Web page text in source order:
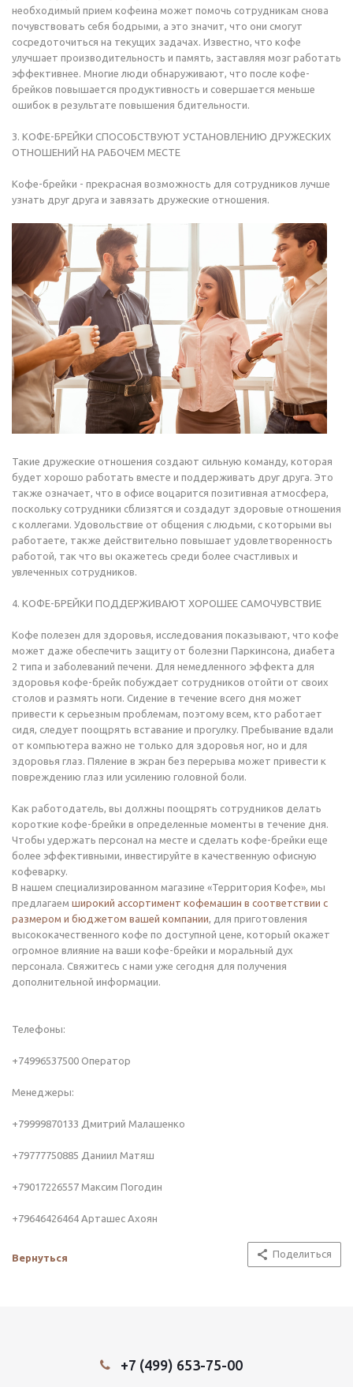
необходимый прием кофеина может помочь сотрудникам снова
почувствовать себя бодрыми, а это значит, что они смогут
сосредоточиться на текущих задачах. Известно, что кофе
улучшает производительность и память, заставляя мозг работать
эффективнее. Многие люди обнаруживают, что после кофе-
брейков повышается продуктивность и совершается меньше
ошибок в результате повышения бдительности.
3. КОФЕ-БРЕЙКИ СПОСОБСТВУЮТ УСТАНОВЛЕНИЮ ДРУЖЕСКИХ
ОТНОШЕНИЙ НА РАБОЧЕМ МЕСТЕ
Кофе-брейки - прекрасная возможность для сотрудников лучше
узнать друг друга и завязать дружеские отношения.
Такие дружеские отношения создают сильную команду, которая
будет хорошо работать вместе и поддерживать друг друга. Это
также означает, что в офисе воцарится позитивная атмосфера,
поскольку сотрудники сблизятся и создадут здоровые отношения
с коллегами. Удовольствие от общения с людьми, с которыми вы
работаете, также действительно повышает удовлетворенность
работой, так что вы окажетесь среди более счастливых и
увлеченных сотрудников.
4. КОФЕ-БРЕЙКИ ПОДДЕРЖИВАЮТ ХОРОШЕЕ САМОЧУВСТВИЕ
Кофе полезен для здоровья, исследования показывают, что кофе
может даже обеспечить защиту от болезни Паркинсона, диабета
2 типа и заболеваний печени. Для немедленного эффекта для
здоровья кофе-брейк побуждает сотрудников отойти от своих
столов и размять ноги. Сидение в течение всего дня может
привести к серьезным проблемам, поэтому всем, кто работает
сидя, следует поощрять вставание и прогулку. Пребывание вдали
от компьютера важно не только для здоровья ног, но и для
здоровья глаз. Пяление в экран без перерыва может привести к
повреждению глаз или усилению головной боли.
Как работодатель, вы должны поощрять сотрудников делать
короткие кофе-брейки в определенные моменты в течение дня.
Чтобы удержать персонал на месте и сделать кофе-брейки еще
более эффективными, инвестируйте в качественную офисную
кофеварку.
В нашем специализированном магазине «Территория Кофе», мы
предлагаем широкий ассортимент кофемашин в соответствии с
размером и бюджетом вашей компании, для приготовления
высококачественного кофе по доступной цене, который окажет
огромное влияние на ваши кофе-брейки и моральный дух
персонала. Свяжитесь с нами уже сегодня для получения
дополнительной информации.
Телефоны:⁣⁣⠀
+74996537500 Оператор⁣⁣⠀⠀⁣⁣⠀
Менеджеры:⁣⁣⠀
+79999870133 Дмитрий Малашенко⁣⁣⠀
+79777750885 Даниил Матяш⁣⁣⠀
+79017226557 Максим Погодин⁣⁣⠀
+79646426464 Арташес Ахоян⁣⁣⠀
Вернуться Поделиться
+7 (499) 653-75-00